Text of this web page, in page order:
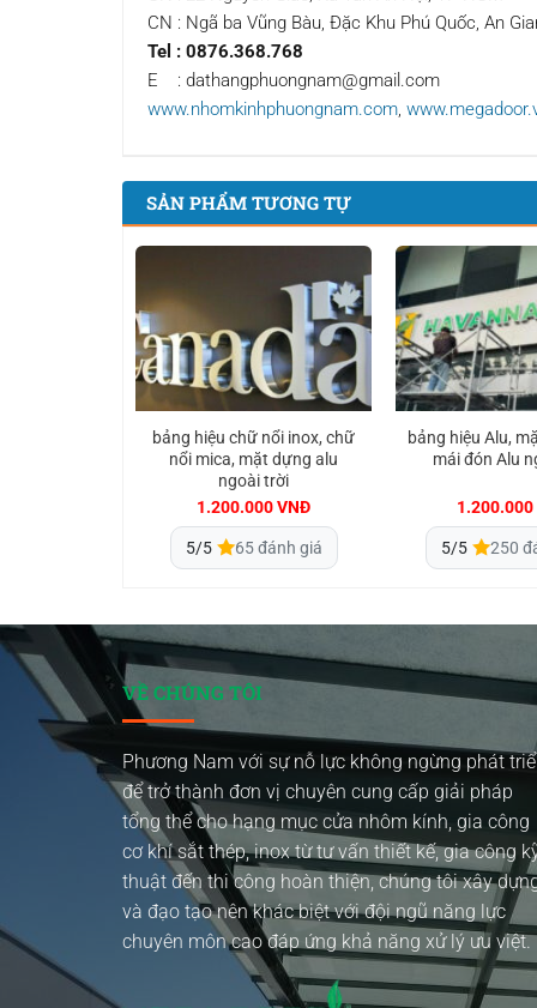
CN : Ngã ba Vũng Bàu, Đặc Khu Phú Quốc, An
Tel : 0876.368.768
E : dathangphuongnam@gmail.com
www.nhomkinhphuongnam.com,
SẢN PHẨM TƯƠNG TỰ
bảng hiệu chữ nổi inox, chữ
nổi mica, mặt dựng alu
ngoài trời
1.200.000VNĐ
5/5 65 đánh giá
bảng hiệu Alu,
mái đón Alu
1.200.000
5/5 250
VỀ CHÚNG TÔI
Phương Nam với sự nỗ lực không ngừng phát
để trở thành đơn vị chuyên cung cấp giải pháp
tổng thể cho hạng mục cửa nhôm kính, gia công
cơ khí sắt thép, inox từ tư vấn thiết kế, gia công
thuật đến thi công hoàn thiện, chúng tôi xây
và đạo tạo nên khác biệt với đội ngũ năng lực
chuyên môn cao đáp ứng khả năng xử lý ưu việt.